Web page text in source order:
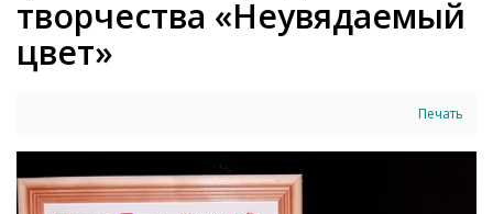
творчества «Неувядаемый
цвет»
Печать